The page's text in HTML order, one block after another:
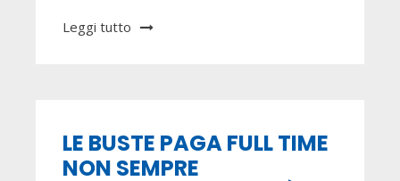
Leggi tutto
LE BUSTE PAGA FULL TIME
NON SEMPRE